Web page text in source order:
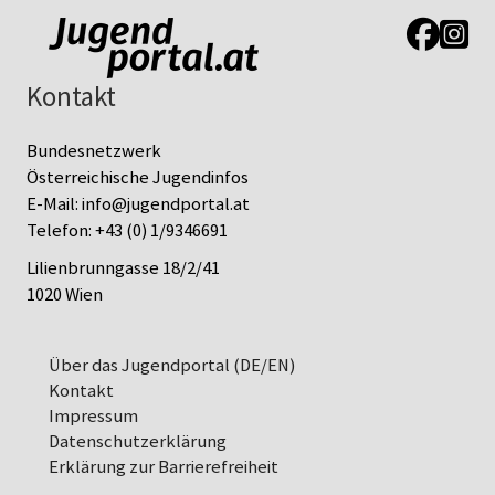
Link zur
Link
Kontakt
Bundesnetzwerk
Österreichische Jugendinfos
E-Mail:info@jugendportal.at
Telefon:+43 (0) 1/9346691
Lilienbrunngasse 18/2/41
1020 Wien
Über das Jugendportal (DE/EN)
Kontakt
Impressum
Datenschutz­erklärung
Erklärung zur Barrierefreiheit